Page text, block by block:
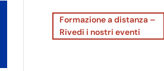
Formazione a distanza –
Rivedi i nostri eventi